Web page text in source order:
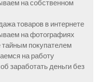
на собственном
товаров в интернете
на фотографиях
покупателем
на работу
заработать деньги без